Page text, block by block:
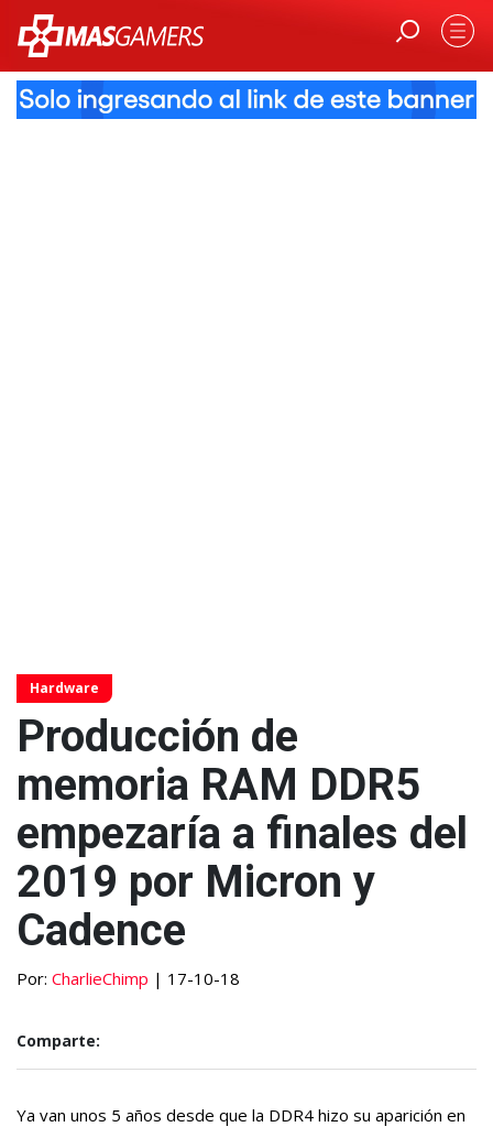
Hardware
Producción de
memoria RAM DDR5
empezaría a finales del
2019 por Micron y
Cadence
Por: CharlieChimp | 17-10-18
Comparte:
Ya van unos 5 años desde que la DDR4 hizo su aparición en